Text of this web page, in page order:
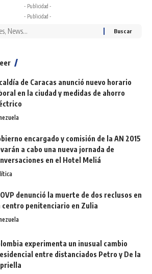
- Publicidad -
- Publicidad -
de Caracas anunció nuevo horario
en la ciudad y medidas de ahorro
encargado y comisión de la AN 2015
a cabo una nueva jornada de
en el Hotel Meliá
denunció la muerte de dos reclusos en
centro penitenciario en Zulia
experimenta un inusual cambio
entre distanciados Petro y De la